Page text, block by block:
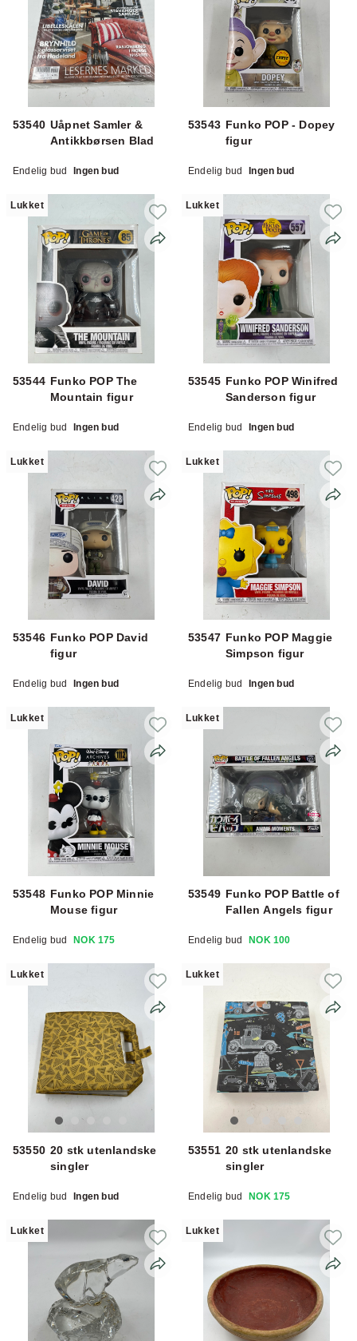
53540 Uåpnet Samler &
Antikkbørsen Blad
Endelig bud Ingen bud
53543 Funko POP - Dopey
figur
Endelig bud Ingen bud
Lukket
53544 Funko POP The
Mountain figur
Endelig bud Ingen bud
Lukket
53545 Funko POP Winifred
Sanderson figur
Endelig bud Ingen bud
Lukket
53546 Funko POP David
figur
Endelig bud Ingen bud
Lukket
53547 Funko POP Maggie
Simpson figur
Endelig bud Ingen bud
Lukket
53548 Funko POP Minnie
Mouse figur
Endelig bud NOK 175
Lukket
53549 Funko POP Battle of
Fallen Angels figur
Endelig bud NOK 100
Lukket
53550 20 stk utenlandske
singler
Endelig bud Ingen bud
Lukket
53551 20 stk utenlandske
singler
Endelig bud NOK 175
Lukket Lukket